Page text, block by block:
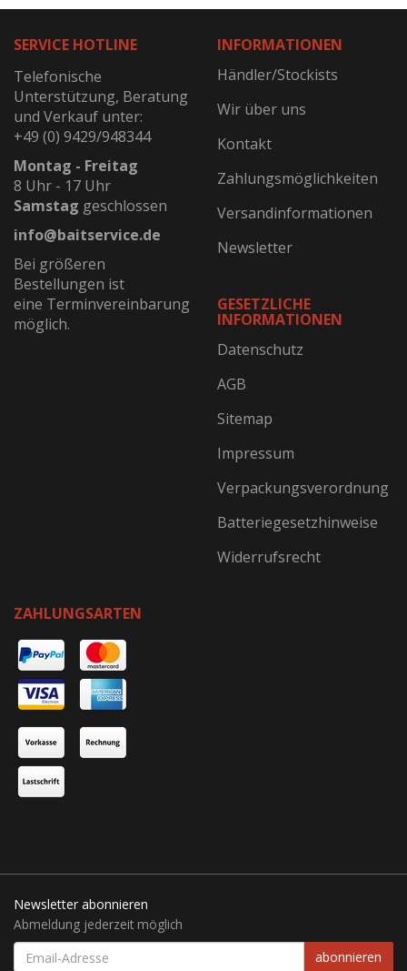
SERVICE HOTLINE
Telefonische
Unterstützung, Beratung
und Verkauf unter:
+49 (0) 9429/948344
Montag - Freitag
8 Uhr - 17 Uhr
Samstag geschlossen
info@baitservice.de
Bei größeren
Bestellungen ist
eine Terminvereinbarung
möglich.
INFORMATIONEN
Händler/Stockists
Wir über uns
Kontakt
Zahlungsmöglichkeiten
Versandinformationen
Newsletter
GESETZLICHE
INFORMATIONEN
Datenschutz
AGB
Sitemap
Impressum
Verpackungsverordnung
Batteriegesetzhinweise
Widerrufsrecht
ZAHLUNGSARTEN
Newsletter abonnieren
Abmeldung jederzeit möglich
EMAIL-
ADRESSE
abonnieren